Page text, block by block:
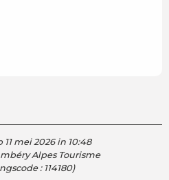
mei 2026 in 10:48
Alpes Tourisme
: 114180)